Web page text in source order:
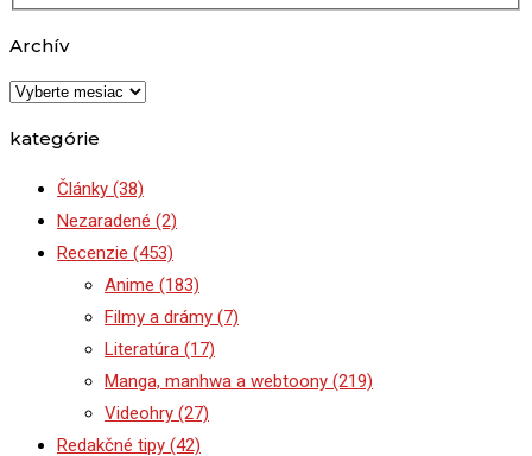
Archív
Archív
kategórie
Články (38)
Nezaradené (2)
Recenzie (453)
Anime (183)
Filmy a drámy (7)
Literatúra (17)
Manga, manhwa a webtoony (219)
Videohry (27)
Redakčné tipy (42)